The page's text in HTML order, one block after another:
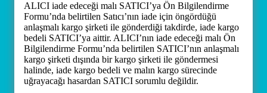
ALICI iade edeceği malı SATICI’ya Ön Bilgilendirme
Formu’nda belirtilen Satıcı’nın iade için öngördüğü
anlaşmalı kargo şirketi ile gönderdiği takdirde, iade kargo
bedeli SATICI’ya aittir. ALICI’nın iade edeceği malı Ön
Bilgilendirme Formu’nda belirtilen SATICI’nın anlaşmalı
kargo şirketi dışında bir kargo şirketi ile göndermesi
halinde, iade kargo bedeli ve malın kargo sürecinde
uğrayacağı hasardan SATICI sorumlu değildir.